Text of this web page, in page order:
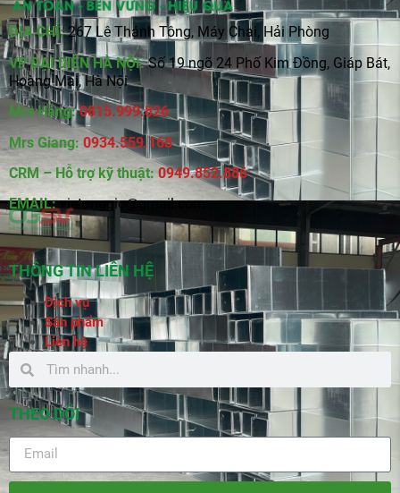
ĐỊA CHỈ: 267 Lê Thánh Tông, Máy Chai, Hải Phòng
VP ĐẠI DIỆN HÀ NỘI:Số 19 ngõ 24 Phố Kim Đồng, Giáp Bát,
Hoàng Mai, Hà Nội
Mrs Hằng: 0815.999.826
Mrs Giang: 0934.559.168
CRM – Hỗ trợ kỹ thuật: 0949.852.886
EMAIL: vietonggio@gmail.com
THÔNG TIN LIÊN HỆ
Dịch vụ
Sản phẩm
Liên hệ
THEO DÕI